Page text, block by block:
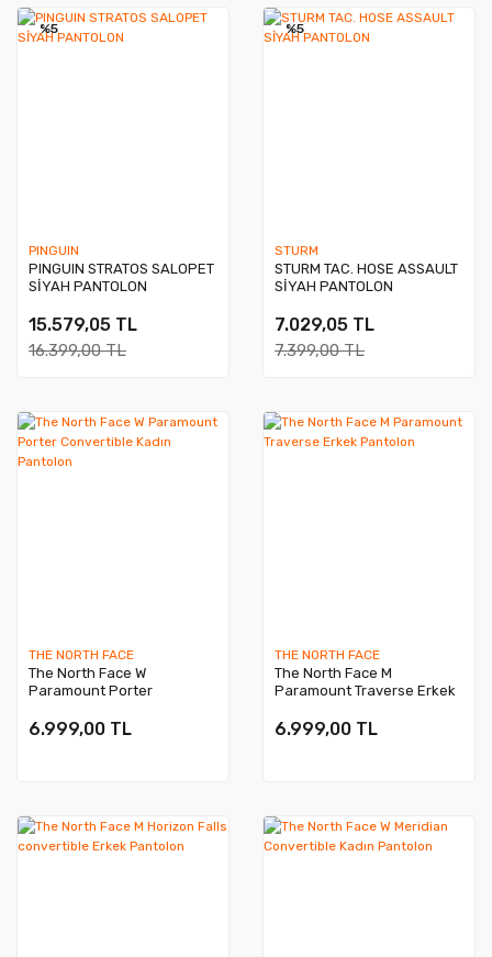
%5
PINGUIN
PINGUIN STRATOS SALOPET
SİYAH PANTOLON
15.579,05 TL
16.399,00 TL
%5
STURM
STURM TAC. HOSE ASSAULT
SİYAH PANTOLON
7.029,05 TL
7.399,00 TL
THE NORTH FACE
The North Face W
Paramount Porter
6.999,00 TL
THE NORTH FACE
The North Face M
Paramount Traverse Erkek
6.999,00 TL